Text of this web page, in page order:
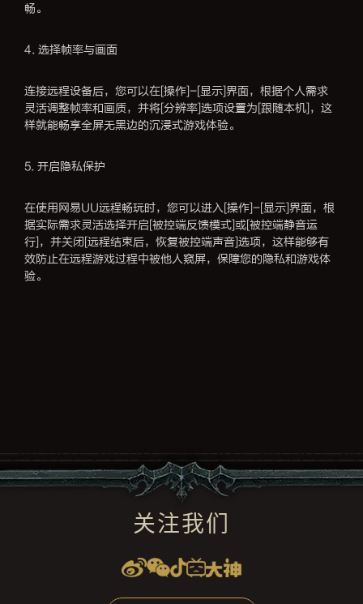
畅。
4. 选择帧率与画面
连接远程设备后，您可以在[操作]-[显示]界面，根据个人需求
灵活调整帧率和画质，并将[分辨率]选项设置为[跟随本机]，这
样就能畅享全屏无黑边的沉浸式游戏体验。
5. 开启隐私保护
在使用网易UU远程畅玩时，您可以进入[操作]-[显示]界面，根
据实际需求灵活选择开启[被控端反馈模式]或[被控端静音运
行]，并关闭[远程结束后，恢复被控端声音]选项，这样能够有
效防止在远程游戏过程中被他人窥屏，保障您的隐私和游戏体
验。
关注我们